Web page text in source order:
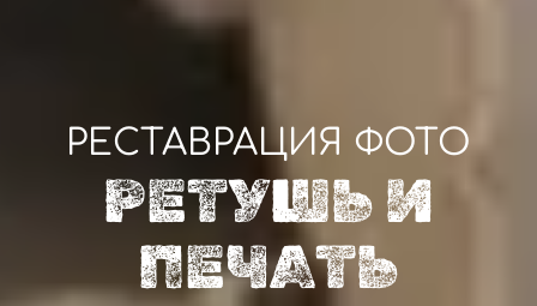
РЕСТАВРАЦИЯ ФОТО
РЕТУШЬ И
ПЕЧАТЬ